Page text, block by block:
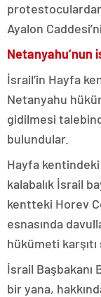
Ayalon
Netanyahu’nun
İsrail’in Hayfa
Netanyahu
gidilmesi
bulundular.
Hayfa
kalabalık İsrail
kentteki Horev
esnasında
hükümeti karşıtı
İsrail
bir yana,